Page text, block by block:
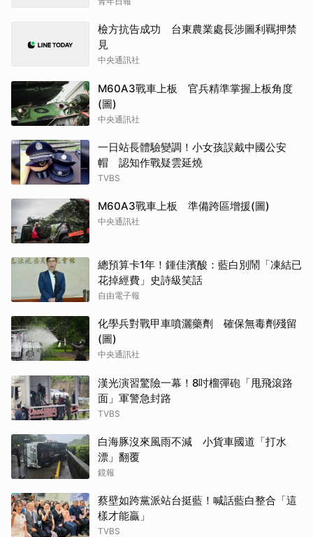
檢方抗告成功 台東農業處長涉圖利羈押禁
見
中央通訊社
M60A3戰車上板 官兵精準掌握上板角度
(圖)
中央通訊社
一日站長體驗變調！小女孩誤戴中國公安
帽 認知作戰疑雲延燒
TVBS
M60A3戰車上板 準備跨區增援(圖)
中央通訊社
總預算卡1年！鍾佳濱酸：藍白別鬧「凍結已
花掉經費」史詩級笑話
自由電子報
化學兵對戰甲車噴灑藥劑 確保無毒劑殘留
(圖)
中央通訊社
漢光演習驚險一幕！8吋榴彈砲「甩飛滾路
面」軍警急封路
TVBS
白海豚沒來風雨不減 小貨車國道「打水
漂」翻覆
鏡報
蔡壁如跨黨派站台挺藍！喊話藍白整合「這
樣才能贏」
TVBS